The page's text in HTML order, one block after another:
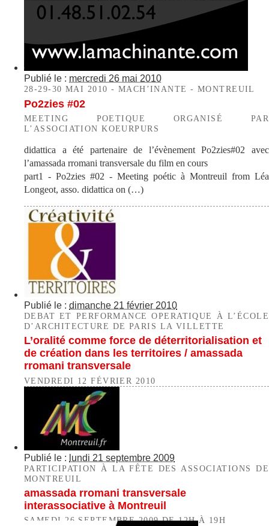
Publié le : mercredi 26 mai 2010
28-29-30 MAI 2010 - MACH’INANTE - MONTREUIL
Po2zies #02
MEETING POETIQUE ORGANISÉ PAR
L’ASSOCIATION KOEURPURS
didattica a été partenaire de l’évènement Po2zies#02 avec
l’amassada rromani transversale du film en cours
part1 - Po2zies #02 - Meeting poétic à Montreuil from Léa
Longeot, asso. didattica on (…)
Publié le : dimanche 21 février 2010
DEBAT ET PERFORMANCE OPERATIQUE À L’ÉCOLE
D’ARCHITECTURE DE PARIS LA VILLETTE
L’oralité comme force de déterritorialisation et
de création dans les territoires / amassada
rromani transversale
VENDREDI 12 FÉVRIER 2010
Publié le : lundi 21 septembre 2009
PARTICIPATION À LA FÊTE DES ASSOCIATIONS DE
MONTREUIL
amassada rromani transversale
interassociative à Montreuil
SAMEDI 26 SEPTEMBRE 2009 DE 12H À 19H